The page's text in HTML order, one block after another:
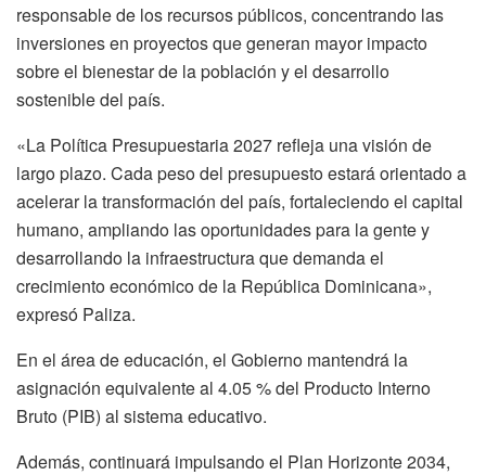
responsable de los recursos públicos, concentrando las
inversiones en proyectos que generan mayor impacto
sobre el bienestar de la población y el desarrollo
sostenible del país.
«La Política Presupuestaria 2027 refleja una visión de
largo plazo. Cada peso del presupuesto estará orientado a
acelerar la transformación del país, fortaleciendo el capital
humano, ampliando las oportunidades para la gente y
desarrollando la infraestructura que demanda el
crecimiento económico de la República Dominicana»,
expresó Paliza.
En el área de educación, el Gobierno mantendrá la
asignación equivalente al 4.05 % del Producto Interno
Bruto (PIB) al sistema educativo.
Además, continuará impulsando el Plan Horizonte 2034,